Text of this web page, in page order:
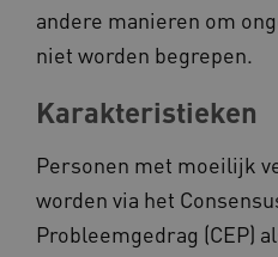
andere manieren om
niet worden begrepen.
Karakteristieken
Personen met moeilijk
worden via het
Probleemgedrag (CEP)
AWSALBCORS